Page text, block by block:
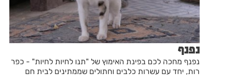
נפנף
נפנף מחכה לכם בפינת האימוץ של "תנו לחיות לחיות" - כפר
רות, יחד עם עשרות כלבים וחתולים שממתינים לבית חם